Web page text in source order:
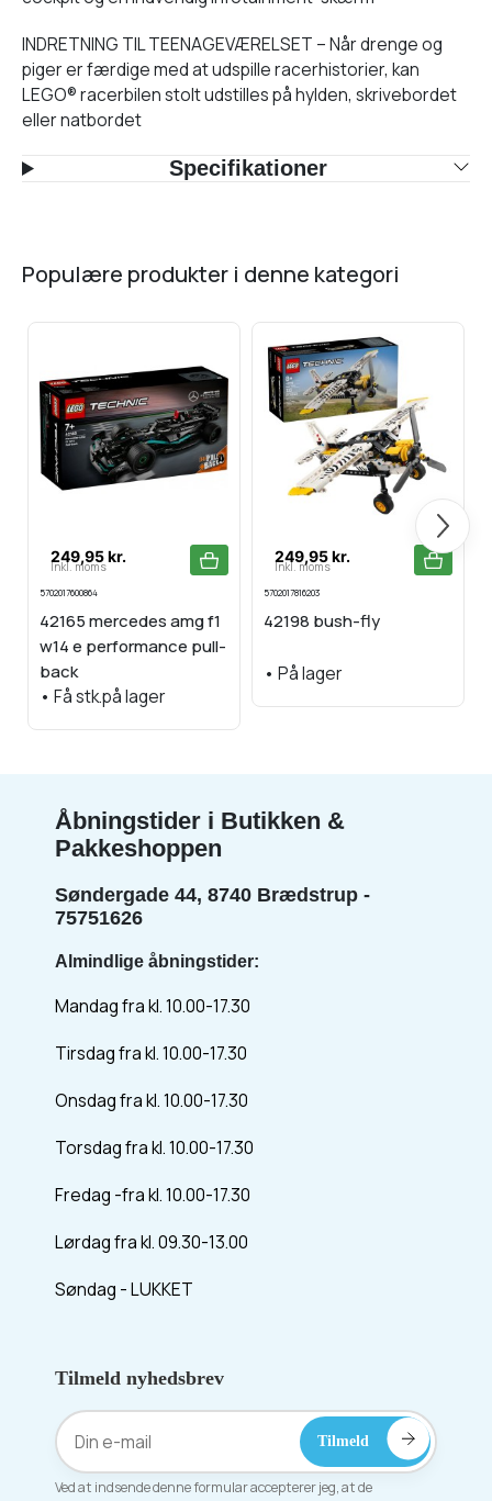
INDRETNING TIL TEENAGEVÆRELSET – Når drenge og
piger er færdige med at udspille racerhistorier, kan
LEGO® racerbilen stolt udstilles på hylden, skrivebordet
eller natbordet
Specifikationer
populære produkter i denne kategori
Næste
249,95 kr.
Inkl. moms
5702017600864
42165 mercedes amg f1
w14 e performance pull-
back
• Få stk.på lager
249,95 kr.
Inkl. moms
5702017816203
42198 bush-fly
• På lager
Åbningstider i Butikken &
Pakkeshoppen
Søndergade 44, 8740 Brædstrup -
75751626
Almindlige åbningstider:
Mandag fra kl. 10.00-17.30
Tirsdag fra kl. 10.00-17.30
Onsdag fra kl. 10.00-17.30
Torsdag fra kl. 10.00-17.30
Fredag -fra kl. 10.00-17.30
Lørdag fra kl. 09.30-13.00
Søndag - LUKKET
Tilmeld nyhedsbrev
Ved at indsende denne formular accepterer jeg, at de